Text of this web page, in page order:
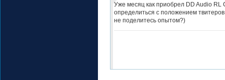
Уже месяц как приобрел DD Audio RL
определиться с положением
не поделитесь опытом?)